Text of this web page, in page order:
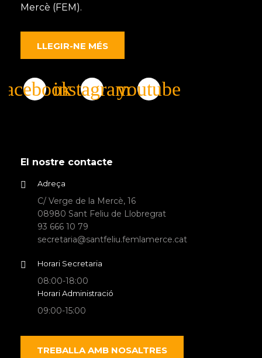
Mercè (FEM).
LLEGIR-NE MÉS
El nostre contacte
Adreça
C/ Verge de la Mercè, 16
08980 Sant Feliu de Llobregrat
93 666 10 79
secretaria@santfeliu.femlamerce.cat
Horari Secretaria
08:00-18:00
Horari Administració
09:00-15:00
TREBALLA AMB NOSALTRES